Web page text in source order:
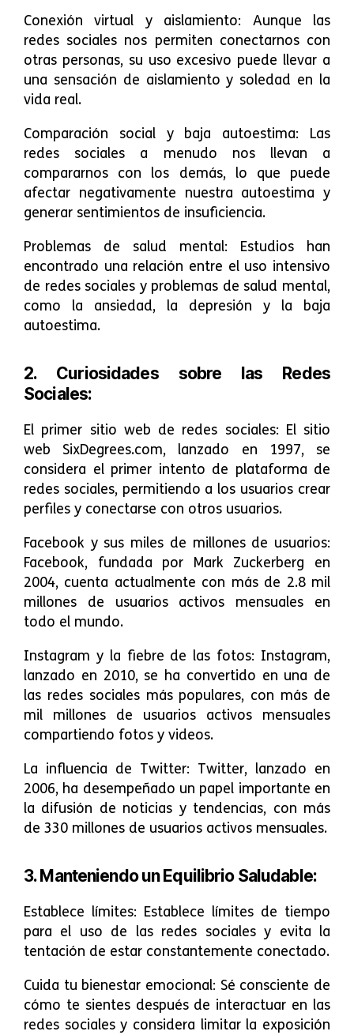
Conexión virtual y aislamiento: Aunque las
redes sociales nos permiten conectarnos con
otras personas, su uso excesivo puede llevar a
una sensación de aislamiento y soledad en la
vida real.
Comparación social y baja autoestima: Las
redes sociales a menudo nos llevan a
compararnos con los demás, lo que puede
afectar negativamente nuestra autoestima y
generar sentimientos de insuficiencia.
Problemas de salud mental: Estudios han
encontrado una relación entre el uso intensivo
de redes sociales y problemas de salud mental,
como la ansiedad, la depresión y la baja
autoestima.
2. Curiosidades sobre las Redes
Sociales:
El primer sitio web de redes sociales: El sitio
web SixDegrees.com, lanzado en 1997, se
considera el primer intento de plataforma de
redes sociales, permitiendo a los usuarios crear
perfiles y conectarse con otros usuarios.
Facebook y sus miles de millones de usuarios:
Facebook, fundada por Mark Zuckerberg en
2004, cuenta actualmente con más de 2.8 mil
millones de usuarios activos mensuales en
todo el mundo.
Instagram y la fiebre de las fotos: Instagram,
lanzado en 2010, se ha convertido en una de
las redes sociales más populares, con más de
mil millones de usuarios activos mensuales
compartiendo fotos y videos.
La influencia de Twitter: Twitter, lanzado en
2006, ha desempeñado un papel importante en
la difusión de noticias y tendencias, con más
de 330 millones de usuarios activos mensuales.
3. Manteniendo un Equilibrio Saludable:
Establece límites: Establece límites de tiempo
para el uso de las redes sociales y evita la
tentación de estar constantemente conectado.
Cuida tu bienestar emocional: Sé consciente de
cómo te sientes después de interactuar en las
redes sociales y considera limitar la exposición